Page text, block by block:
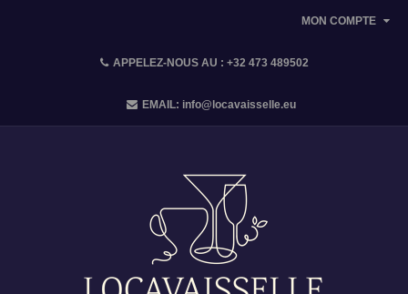
MON COMPTE
APPELEZ-NOUS AU : +32 473 489502
EMAIL: info@locavaisselle.eu